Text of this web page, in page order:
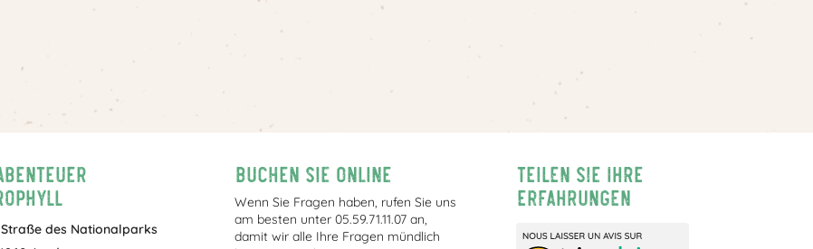
des Nationalparks
Buchen Sie online
Wenn Sie Fragen haben, rufen Sie uns
am besten unter 05.59.71.11.07 an,
damit wir alle Ihre Fragen mündlich
Teilen Sie Ihre
Erfahrungen